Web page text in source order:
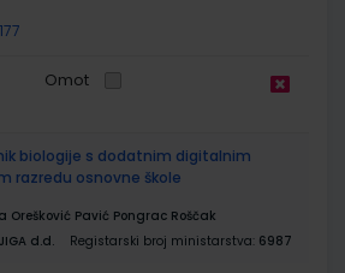
Omot
biologije s dodatnim digitalnim
razredu osnovne škole
Orešković Pavić Pongrac Roščak
d.d. Registarski broj ministarstva: 6987